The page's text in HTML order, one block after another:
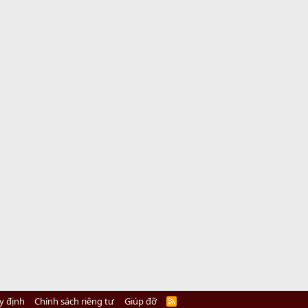
định Chính sách riêng tư Giúp đỡ
R